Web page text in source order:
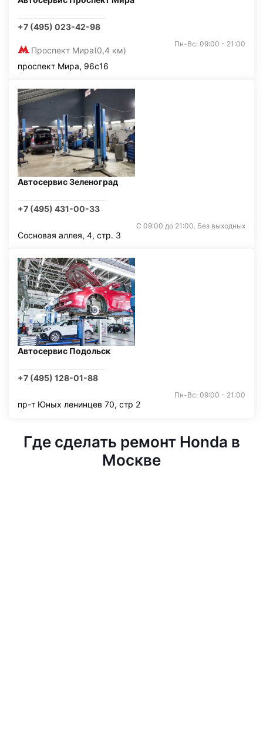
+7 (495) 023-42-98
Проспект Мира(0,4 км)
Пн-Вс: 09:00 - 21:00
проспект Мира, 96с16
Автосервис Зеленоград
+7 (495) 431-00-33
С 09:00 до 21:00. Без выходных
Сосновая аллея, 4, стр. 3
Автосервис Подольск
+7 (495) 128-01-88
Пн-Вс: 09:00 - 21:00
пр-т Юных ленинцев 70, стр 2
Где сделать ремонт Honda в
Москве